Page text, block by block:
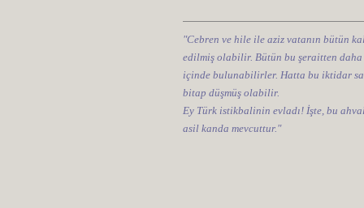
"Cebren ve hile ile aziz vatanın bütün
edilmiş olabilir. Bütün bu şeraitten
içinde bulunabilirler. Hatta bu iktidar
bitap düşmüş olabilir.
Ey Türk istikbalinin evladı! İşte, bu
asil kanda mevcuttur."